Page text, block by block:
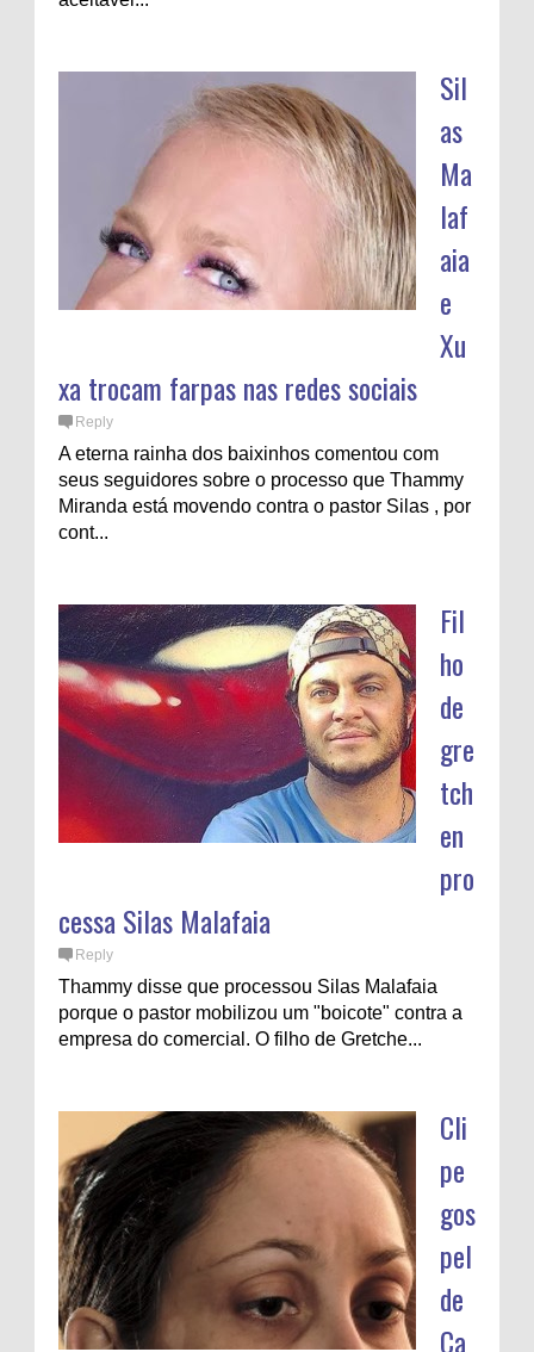
Sil
as
Ma
laf
aia
e
Xu
xa trocam farpas nas redes sociais
Reply
A eterna rainha dos baixinhos comentou com
seus seguidores sobre o processo que Thammy
Miranda está movendo contra o pastor Silas , por
cont...
Fil
ho
de
gre
tch
en
pro
cessa Silas Malafaia
Reply
Thammy disse que processou Silas Malafaia
porque o pastor mobilizou um "boicote" contra a
empresa do comercial. O filho de Gretche...
Cli
pe
gos
pel
de
Ca